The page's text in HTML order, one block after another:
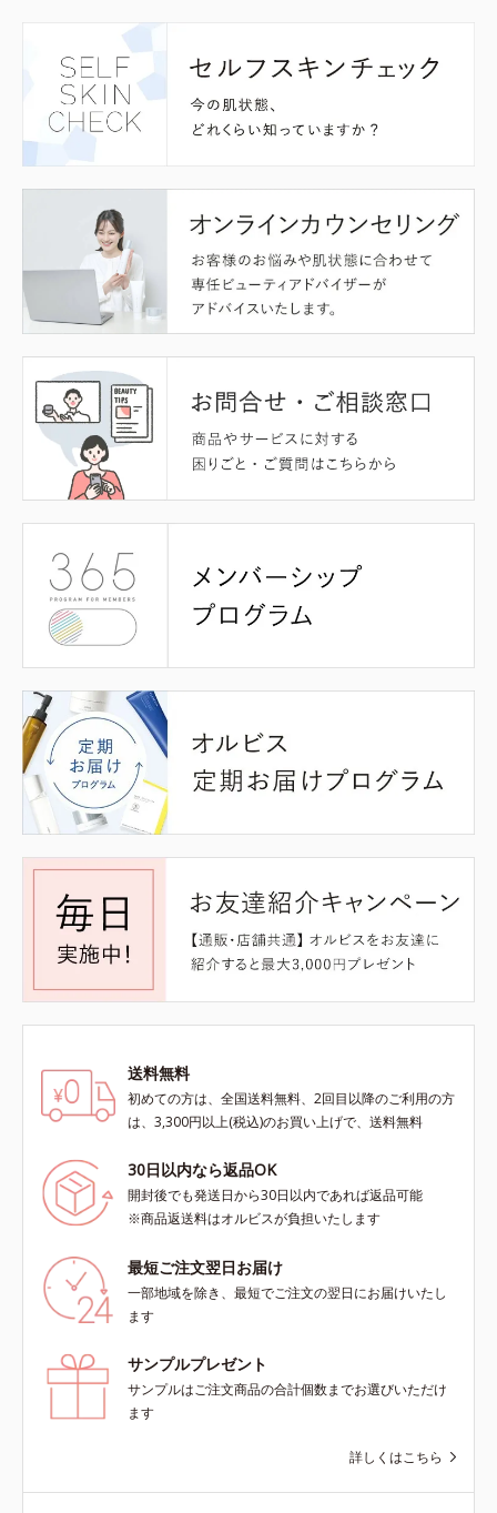
送料無料
初めての方は、全国送料無料、2回目以降のご利用の方
は、3,300円以上(税込)のお買い上げで、送料無料
30日以内なら返品OK
開封後でも発送日から30日以内であれば返品可能
※商品返送料はオルビスが負担いたします
最短ご注文翌日お届け
一部地域を除き、最短でご注文の翌日にお届けいたし
ます
サンプルプレゼント
サンプルはご注文商品の合計個数までお選びいただけ
ます
詳しくはこちら